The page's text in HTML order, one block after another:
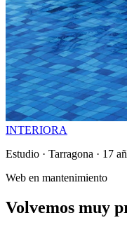
INTERIORA
Estudio · Tarragona · 17
Web en mantenimiento
Volvemos muy